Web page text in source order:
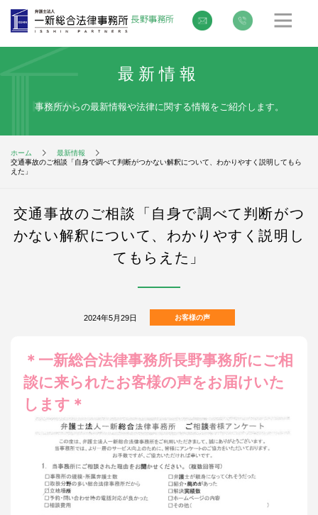
最新情報
事務所からの最新情報や法律に関する情報をご紹介します。
ホーム
最新情報
交通事故のご相談「自身で調べて判断がつかない解釈について、わかりやすく説明してもら
えた」
交通事故のご相談「自身で調べて判断がつ
かない解釈について、わかりやすく説明し
てもらえた」
2024年5月29日 お客様の声
＊一新総合法律事務所長野事務所にご相
談に来られたお客様の声をお届けいた
します＊